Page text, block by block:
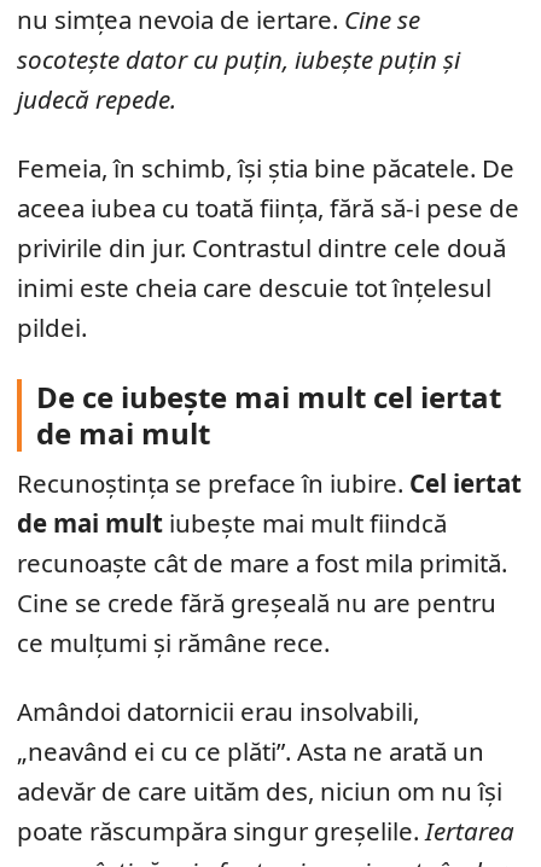
nu simțea nevoia de iertare. Cine se
socotește dator cu puțin, iubește puțin și
judecă repede.
Femeia, în schimb, își știa bine păcatele. De
aceea iubea cu toată ființa, fără să-i pese de
privirile din jur. Contrastul dintre cele două
inimi este cheia care descuie tot înțelesul
pildei.
De ce iubește mai mult cel iertat
de mai mult
Recunoștința se preface în iubire. Cel iertat
de mai mult iubește mai mult fiindcă
recunoaște cât de mare a fost mila primită.
Cine se crede fără greșeală nu are pentru
ce mulțumi și rămâne rece.
Amândoi datornicii erau insolvabili,
„neavând ei cu ce plăti”. Asta ne arată un
adevăr de care uităm des, niciun om nu își
poate răscumpăra singur greșelile.Iertarea